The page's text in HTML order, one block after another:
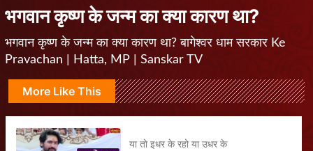
भगवान कृष्ण के जन्म का क्या कारण था?
भगवान कृष्ण के जन्म का क्या कारण था? बागेश्वर धाम सरकार Ke
Pravachan | Hatta, MP | Sanskar TV
More Like This
या तो इधर के रहो या उधर के